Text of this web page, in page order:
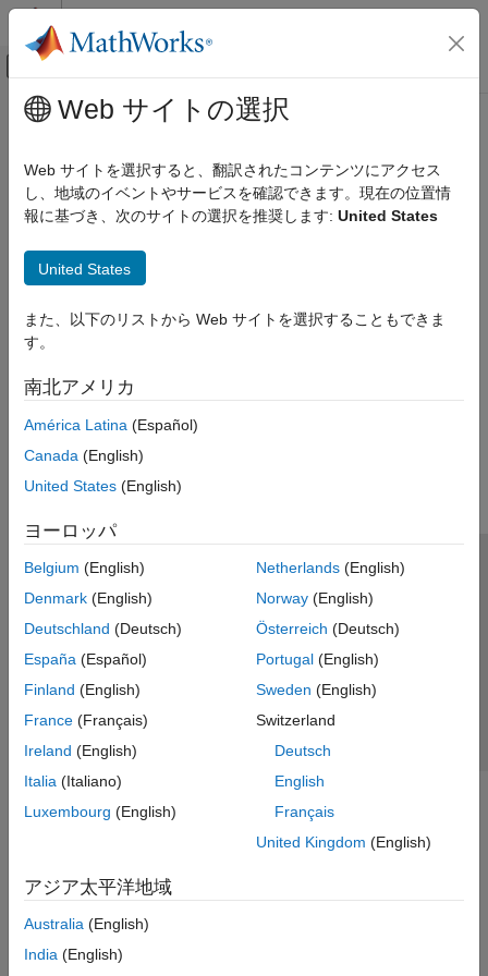
コンテンツへスキップ
オフキャンバス ナビゲーション メ
ドキュメンテーションのホーム
メインコンテンツ
この情報は役に立ちましたか？
Web サイトの選択
Web サイトを選択すると、翻訳されたコンテンツにアクセス
し、地域のイベントやサービスを確認できます。現在の位置情
報に基づき、次のサイトの選択を推奨します: United States
United States
また、以下のリストから Web サイトを選択することもできま
す。
南北アメリカ
América Latina (Español)
Canada (English)
United States (English)
ヨーロッパ
Belgium (English)
Denmark (English)
Deutschland (Deutsch)
España (Español)
Finland (English)
France (Français)
Ireland (English)
Italia (Italiano)
Luxembourg (English)
Netherlands(English)
Norway(English)
Österreich (Deutsch)
Portugal(English)
Sweden (English)
Switzerland
Deutsch
English
Français
United Kingdom (English)
アジア太平洋地域
Australia (English)
India (English)
トラストセンター
プライバシー ポリシー
違法コピー防止
アプリケーション ステータス
© 1994-2026 The MathWorks, Inc.